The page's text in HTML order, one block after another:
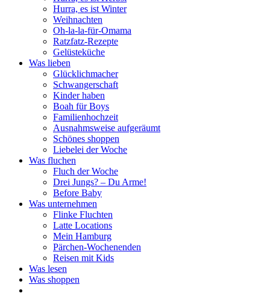
Hurra, es ist Winter
Weihnachten
Oh-la-la-für-Omama
Ratzfatz-Rezepte
Gelüsteküche
Was lieben
Glücklichmacher
Schwangerschaft
Kinder haben
Boah für Boys
Familienhochzeit
Ausnahmsweise aufgeräumt
Schönes shoppen
Liebelei der Woche
Was fluchen
Fluch der Woche
Drei Jungs? – Du Arme!
Before Baby
Was unternehmen
Flinke Fluchten
Latte Locations
Mein Hamburg
Pärchen-Wochenenden
Reisen mit Kids
Was lesen
Was shoppen